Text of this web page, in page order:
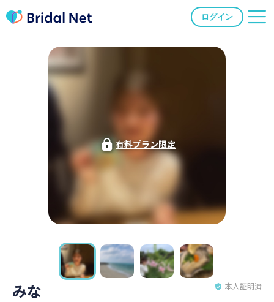
ログイン
有料プラン限定
みな 本人証明済